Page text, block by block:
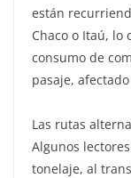
están
Chaco o Itaú, lo
consumo de
pasaje,
Las rutas
Algunos
tonelaje, al